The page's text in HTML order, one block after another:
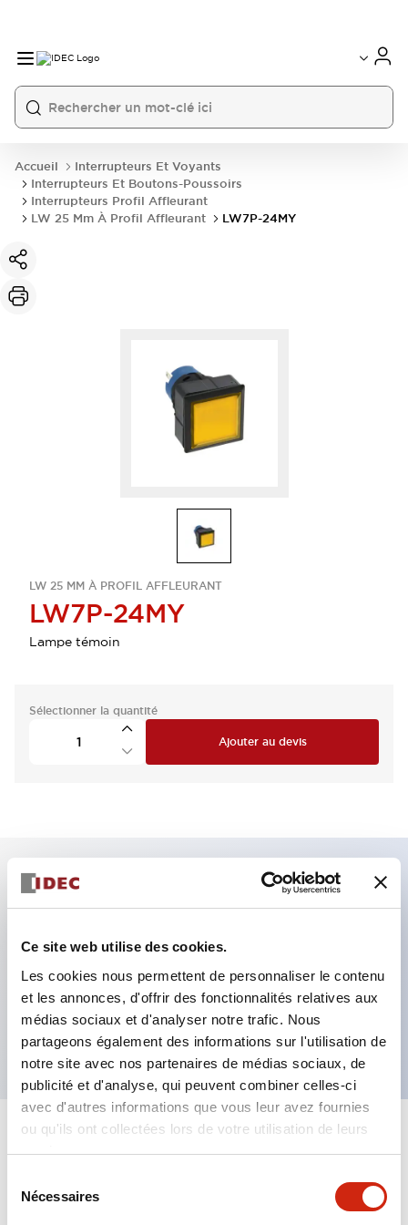
Ce site web utilise des cookies.
Les cookies nous permettent de personnaliser le contenu
et les annonces, d'offrir des fonctionnalités relatives aux
médias sociaux et d'analyser notre trafic. Nous
partageons également des informations sur l'utilisation de
notre site avec nos partenaires de médias sociaux, de
publicité et d'analyse, qui peuvent combiner celles-ci
avec d'autres informations que vous leur avez fournies
ou qu'ils ont collectées lors de votre utilisation de leurs
services.
Nécessaires
Accueil
Interrupteurs Et Voyants
Interrupteurs Et Boutons-Poussoirs
Interrupteurs Profil Affleurant
LW 25 Mm À Profil Affleurant
LW7P-24MY
LW 25 MM À PROFIL AFFLEURANT
LW7P-24MY
Lampe témoin
Sélectionner la quantité
Ajouter au devis
Caractéristiques clés
Fixation par regroupement possible
Le commutateur sélecteur avec clé adopte une
structure à goupille à cylindre haute sécurité
La structure de protection est IP65 (IEC60529)
Spécifications